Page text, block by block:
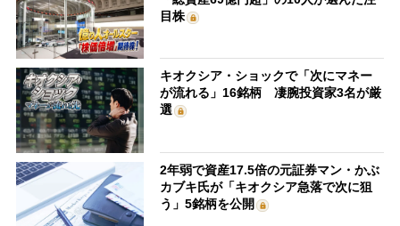
目株
キオクシア・ショックで「次にマネー
が流れる」16銘柄 凄腕投資家3名が厳
選
2年弱で資産17.5倍の元証券マン・かぶ
カブキ氏が「キオクシア急落で次に狙
う」5銘柄を公開